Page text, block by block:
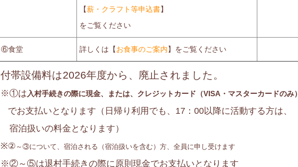
【薪・クラフト等申込書】
をご覧ください
⑥食堂 詳しくは【お食事のご案内】をご覧ください
付帯設備料は2026年度から、廃止されました。
※①は 入村手続きの際に現金、または、クレジットカード（VISA・マスターカードのみ）
でお支払いとなります（日帰り利用でも、17：00以降に活動する方は、
宿泊扱いの料金となります）
※② ～③について、宿泊される（宿泊扱いを含む）方、全員に申し受けます
※②～⑤は退村手続きの際に原則現金でお支払いとなります